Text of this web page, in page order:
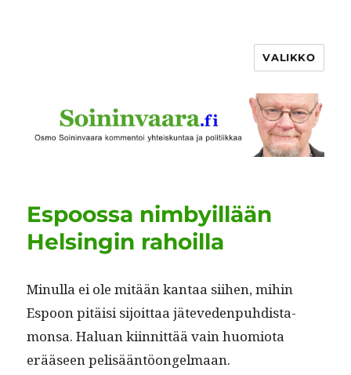
VALIKKO
Espoossa nimbyillään
Helsingin rahoilla
Min­ul­la ei ole mitään kan­taa siihen, mihin
Espoon pitäisi sijoit­taa jäteve­den­puhdis­ta­
mon­sa. Halu­an kiin­nit­tää vain huomio­ta
erääseen pelisääntöongelmaan.